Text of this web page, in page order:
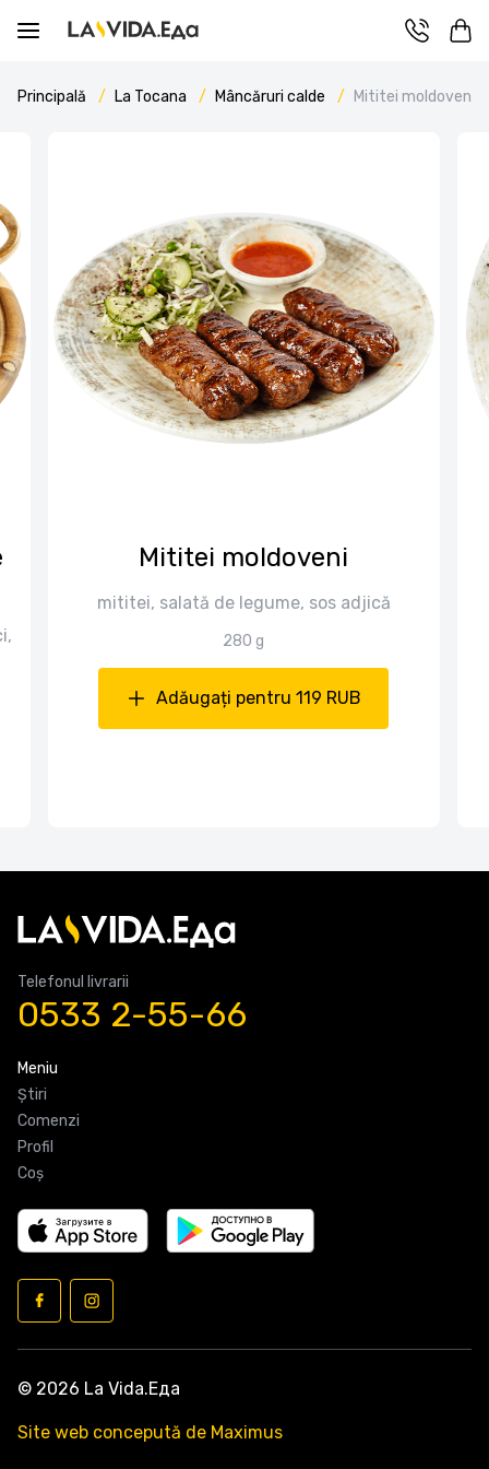
Principală La Tocana Mâncăruri calde Mititei moldoveni
Mititei moldoveni
mititei, salată de legume, sos adjică
280 g
Adăugați pentru 119 RUB
Telefonul livrarii
0533 2-55-66
Meniu
Știri
Comenzi
Profil
Coş
© 2026 La Vida.Еда
Site web concepută de Maximus